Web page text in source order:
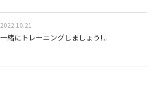
2022.10.21
一緒にトレーニングしましょう!...